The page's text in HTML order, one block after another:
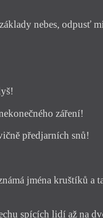
nebes, odpusť
záření!
předjarních snů!
jména kruštíků a
spících lidí až na